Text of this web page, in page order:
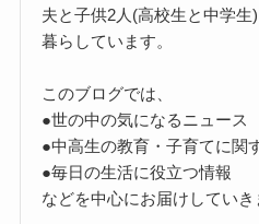
夫と子供2人(高校生と中学
暮らしています。
このブログでは、
●世の中の気になるニュース
●中高生の教育・子育てに関
●毎日の生活に役立つ情報
などを中心にお届けしていき